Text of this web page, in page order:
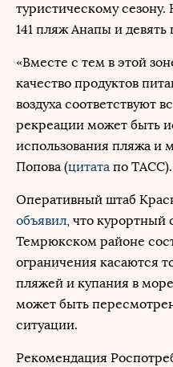
туристическому
141 пляж Анапы и
«Вместе с тем в этой
качество продуктов
воздуха соответствуют
рекреации может быть
использования пляжа и
Попова (цитата по ТАСС).
Оперативный штаб
объявил, что курортный
Темрюкском районе
ограничения касаются
пляжей и купания в
может быть
ситуации.
Рекомендация